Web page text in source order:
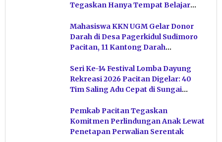
Tegaskan Hanya Tempat Belajar
Mahasiswa KKN UGM Gelar Donor
Darah di Desa Pagerkidul Sudimoro
Pacitan, 11 Kantong Darah
Seri Ke-14 Festival Lomba Dayung
Rekreasi 2026 Pacitan Digelar: 40
Tim Saling Adu Cepat di Sungai
Pemkab Pacitan Tegaskan
Komitmen Perlindungan Anak Lewat
Penetapan Perwalian Serentak